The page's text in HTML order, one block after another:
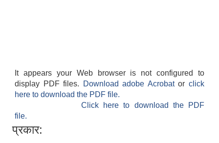
It appears your Web browser is not configured to
display PDF files.
Download adobe Acrobatorclick
here to download the PDF file.
Click here to download the PDF
file.
प्रकार: